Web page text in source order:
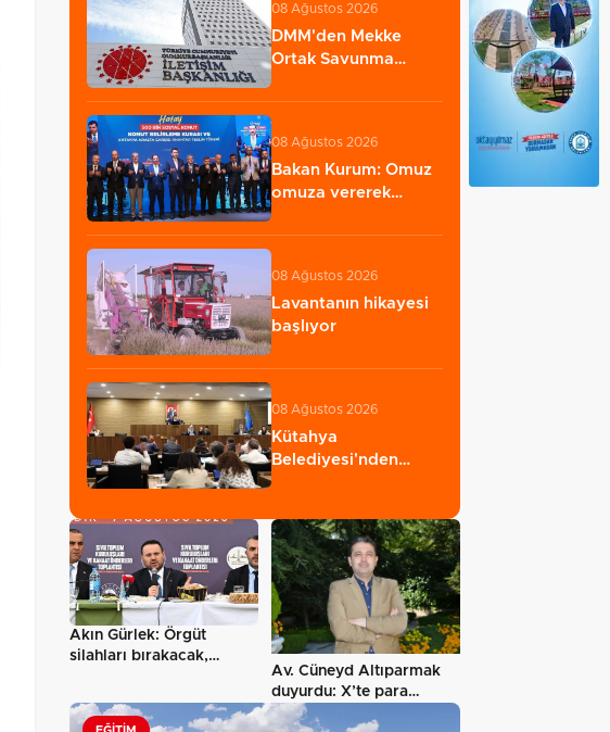
08 Ağustos 2026
DMM'den Mekke
Ortak Savunma
iddialarına…
08 Ağustos 2026
Bakan Kurum: Omuz
omuza vererek
08 Ağustos 2026
Lavantanın hikayesi
başlıyor
08 Ağustos 2026
Kütahya
Belediyesi'nden
Akın Gürlek: Örgüt
silahları bırakacak,
Av. Cüneyd Altıparmak
duyurdu: X’te para
kazanma sistemi…